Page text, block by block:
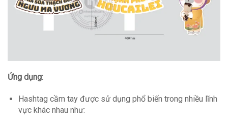
Ứng dụng:
Hashtag cầm tay được sử dụng phổ biến trong nhiều lĩnh
vực khác nhau như: